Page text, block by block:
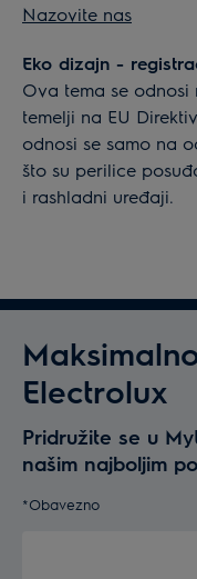
Nazovite nas
Eko dizajn -
Ova tema se
temelji na EU
odnosi se samo na
što su perilice
i rashladni uređaji.
Electrolux
Pridružite se u
našim najboljim
*Obavezno